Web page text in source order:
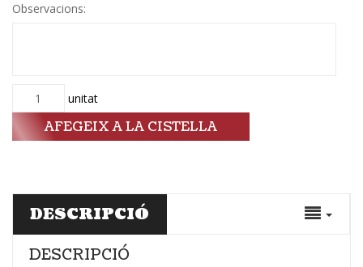
Observacions:
Quantitat unitat
AFEGEIX A LA CISTELLA
DESCRIPCIÓ
DESCRIPCIÓ